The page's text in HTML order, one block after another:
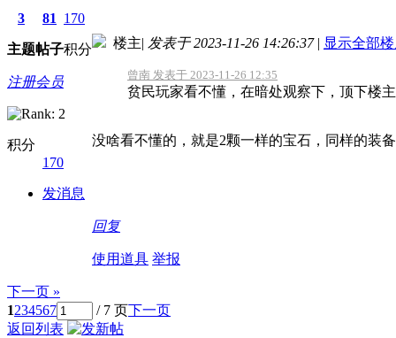
3
主题
81
帖子
170
积分
注册会员
积分
170
发消息
楼主| 发表于 2023-11-26 14:26:37 | 显示全部
曾南 发表于 2023-11-26 12:35
贫民玩家看不懂，在暗处观察下，顶下楼主
没啥看不懂的，就是2颗一样的宝石，同样的装
回复
使用道具 举报
下一页 »
1234567 / 7 页下一页
返回列表